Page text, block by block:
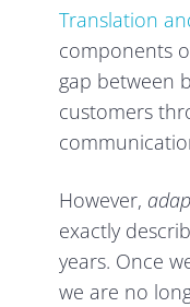
Translation
components
gap between
customers
However,
exactly
years. Once
we are no